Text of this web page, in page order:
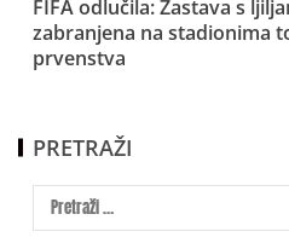
FIFA odlučila: Zastava s
zabranjena na stadionima
prvenstva
PRETRAŽI